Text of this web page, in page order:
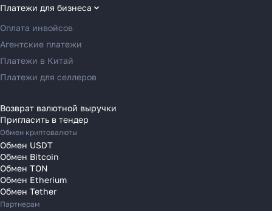
Переводы в Грецию
Переводы в Германию
Переводы в Ирландию
Переводы в Испанию
Переводы в Италию
Переводы в Латвию
Переводы в Литву
Переводы в Молдавию
Переводы в Монако
Переводы в Нидерланды
Переводы в Польшу
Переводы в Португалию
Платежи для бизнеса
Оплата инвойсов
Агентские платежи
Платежи в Китай
Платежи для селлеров
Возврат валютной выручки
Пригласить в тендер
Обмен криптовалюты
Обмен USDT
Обмен Bitcoin
Обмен TON
Обмен Etherium
Обмен Tether
Партнерам